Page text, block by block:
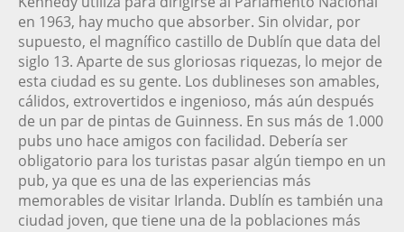
en 1963, hay mucho que absorber. Sin olvidar, por
supuesto, el magnífico castillo de Dublín que data del
siglo 13. Aparte de sus gloriosas riquezas, lo mejor de
esta ciudad es su gente. Los dublineses son amables,
cálidos, extrovertidos e ingenioso, más aún después
de un par de pintas de Guinness. En sus más de 1.000
pubs uno hace amigos con facilidad. Debería ser
obligatorio para los turistas pasar algún tiempo en un
pub, ya que es una de las experiencias más
memorables de visitar Irlanda. Dublín es también una
ciudad joven, que tiene una de la poblaciones más